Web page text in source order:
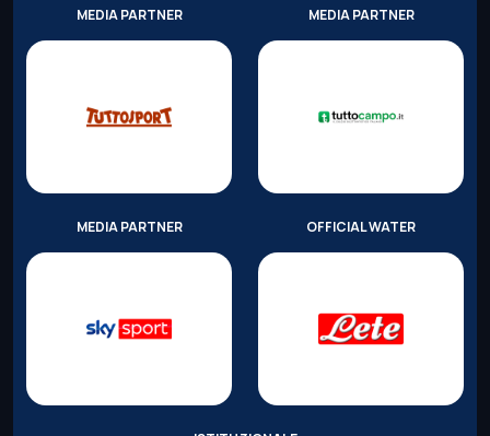
MEDIA PARTNER MEDIA PARTNER
MEDIA PARTNER OFFICIAL WATER